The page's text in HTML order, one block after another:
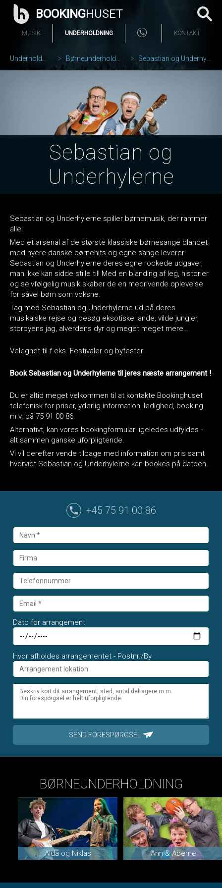
BOOKINGHUSET
MUSIK UNDERHOLDNING KONTAKT
Sebastian og Underhylerne
Sebastian og
Underhylerne
Sebastian og Underhylerne spiller børnemusik, der rammer
alle!
Med et arsenal af de største klassiske børnesange blandet
med nyere danske børnehits og egne sange leverer
Sebastian og Underhylerne deres egne rockede udgaver,
man ikke kan sidde stille til! Med en blanding af leg, historier
og selvfølgelig musik skaber de en medrivende oplevelse
for såvel børn som voksne.
Tag med Sebastian og Underhylerne ud på deres
musikalske rejse og besøg eksotiske lande, vilde jungler,
storbyens jag, alverdens dyr og meget meget mere…
Velegnet til f.eks. Festivaler og byfester
Book Sebastian og Underhylerne til jeres næste arrangement !
Du er altid meget velkommen til at kontakte Bookinghuset
telefonisk for priser, yderlig information, ledighed, booking
m.v. på 75 91 00 86
Alternativt, kan vores bookingformular ligeledes udfyldes -
alt sammen ganske uforpligtende.
Vi vil derefter vende tilbage med information om pris samt
hvorvidt Sebastian og Underhylerne kan bookes på datoen.
+45 75 91 00 86
Dato for arrangement
Hvor afholdes arrangementet - Postnr./By
SEND FORESPØRGSEL
BØRNEUNDERHOLDNING
Aida og Niklas Ann & Aberne